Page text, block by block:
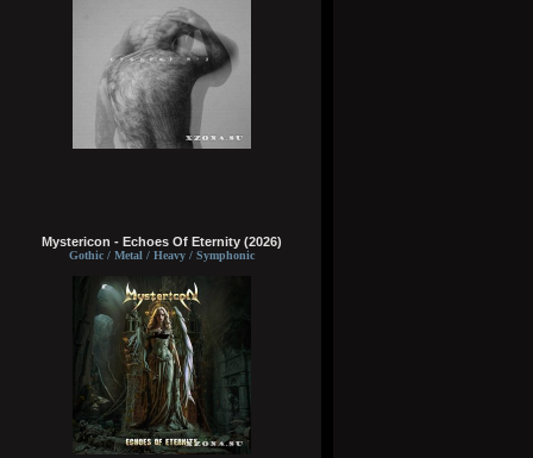
Mystericon - Echoes Of Eternity (2026)
Gothic / Metal / Heavy / Symphonic